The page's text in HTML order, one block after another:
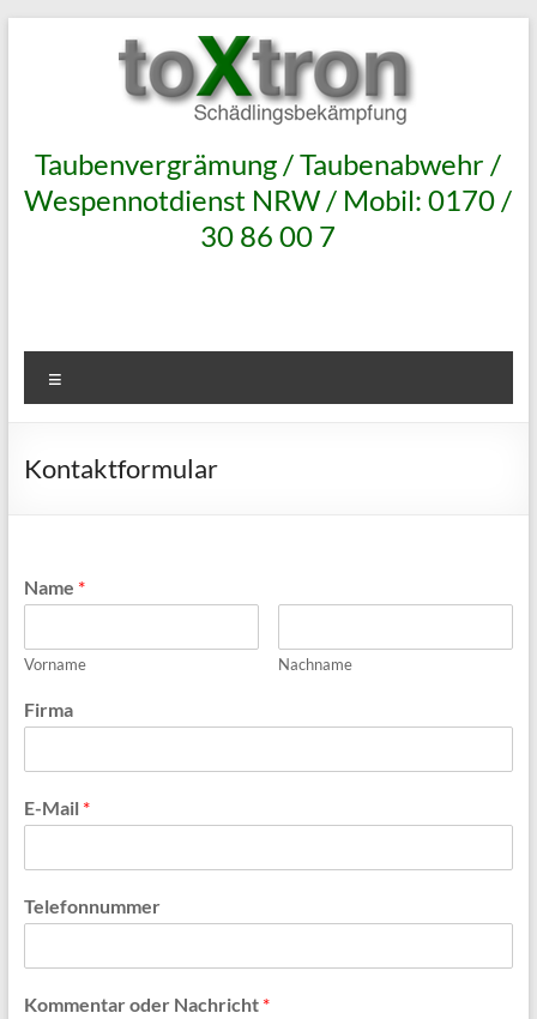
toxtron
in
Oberhausen
Taubenvergrämung
NRW
anbringen,
Wespen
Notdienst
Taubenvergrämung / Taubenabwehr /
Wespennotdienst NRW / Mobil: 0170 /
30 86 00 7
Kontaktformular
Name *
Vorname Nachname
Firma
E-Mail *
Telefonnummer
Kommentar oder Nachricht *